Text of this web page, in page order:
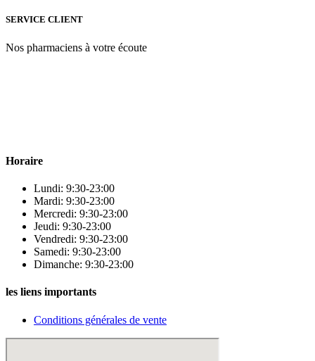
SERVICE CLIENT
Nos pharmaciens à votre écoute
Horaire
Lundi: 9:30-23:00
Mardi: 9:30-23:00
Mercredi: 9:30-23:00
Jeudi: 9:30-23:00
Vendredi: 9:30-23:00
Samedi: 9:30-23:00
Dimanche: 9:30-23:00
les liens importants
Conditions générales de vente